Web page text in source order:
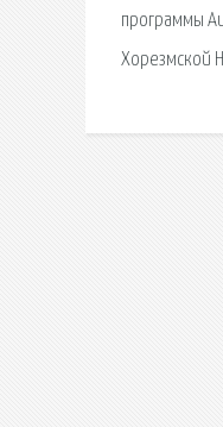
программы
Хорезмской